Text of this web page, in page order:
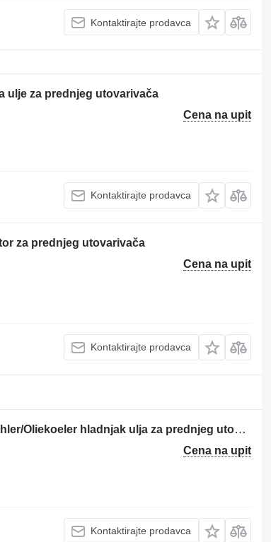
Kontaktirajte prodavca
ulje za prednjeg utovarivača
Cena na upit
Kontaktirajte prodavca
za prednjeg utovarivača
Cena na upit
Kontaktirajte prodavca
Hitachi ZW150PL-263E2-12031-Oil cooler/Ölkühler/Oliekoeler hladnjak ulja za prednjeg utovarivača
Cena na upit
Kontaktirajte prodavca